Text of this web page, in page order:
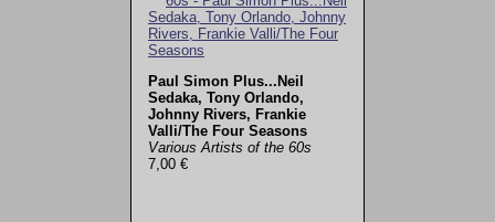
Paul Simon Plus...Neil
Sedaka, Tony Orlando,
Johnny Rivers, Frankie
Valli/The Four Seasons
Various Artists of the 60s
7,00 €